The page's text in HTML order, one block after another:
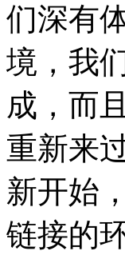
们深有
境，我
成，而
重新来
新开始
链接的